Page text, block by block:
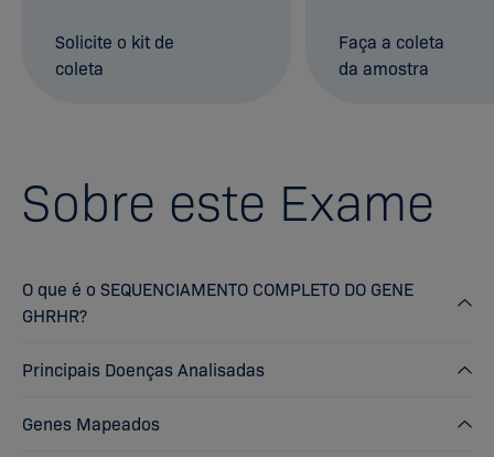
Solicite o kit de
coleta
Faça a coleta
da amostra
Sobre este Exame
O que é o SEQUENCIAMENTO COMPLETO DO GENE
GHRHR?
Principais Doenças Analisadas
Genes Mapeados